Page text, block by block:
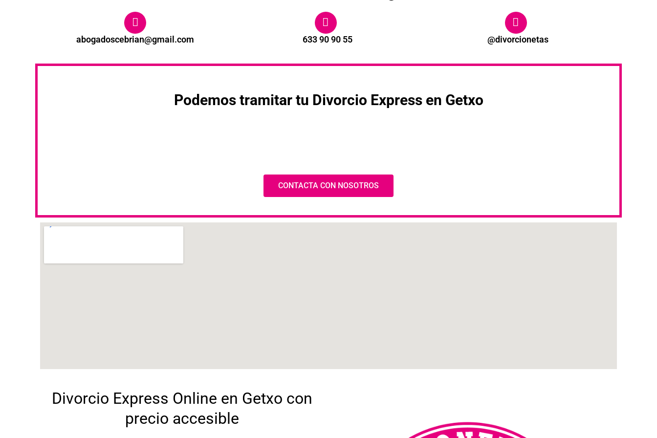
abogadoscebrian@gmail.com 633 90 90 55 @divorcionetas
Podemos tramitar tu Divorcio Express en Getxo
CONTACTA CON NOSOTROS
Divorcio Express Online en Getxo con
precio accesible